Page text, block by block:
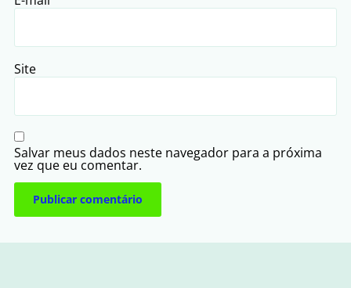
Site
Salvar meus dados neste navegador para a próxima
vez que eu comentar.